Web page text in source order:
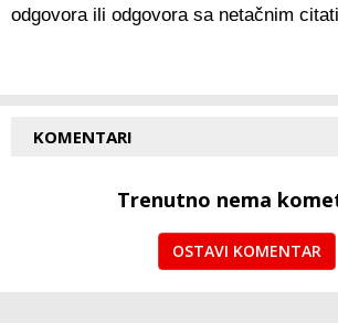
odgovora ili odgovora sa netačnim
KOMENTARI
Trenutno nema
OSTAVI KOMENTAR